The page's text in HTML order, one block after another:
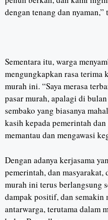
dengan tenang dan nyaman,”
Sementara itu, warga
mengungkapkan rasa terima
murah ini. “Saya merasa
pasar murah, apalagi di
sembako yang biasanya
kasih kepada pemerintah
memantau dan mengawasi
Dengan adanya kerjasama
pemerintah, dan
murah ini terus berlangsung
dampak positif, dan
antarwarga, terutama dalam